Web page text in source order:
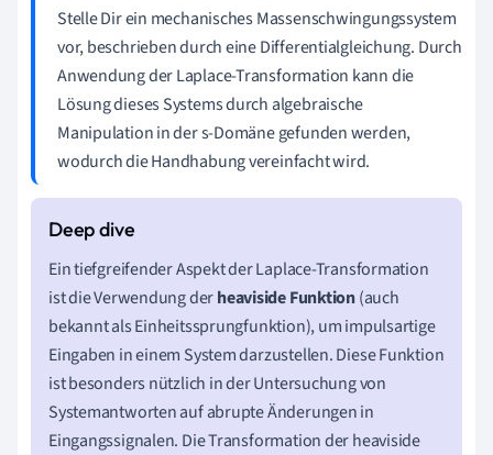
Stelle Dir ein mechanisches Massenschwingungssystem
vor, beschrieben durch eine Differentialgleichung. Durch
Anwendung der Laplace-Transformation kann die
Lösung dieses Systems durch algebraische
Manipulation in der s-Domäne gefunden werden,
wodurch die Handhabung vereinfacht wird.
Ein tiefgreifender Aspekt der Laplace-Transformation
ist die Verwendung derheaviside Funktion(auch
bekannt als Einheitssprungfunktion), um impulsartige
Eingaben in einem System darzustellen. Diese Funktion
ist besonders nützlich in der Untersuchung von
Systemantworten auf abrupte Änderungen in
Eingangssignalen. Die Transformation der heaviside